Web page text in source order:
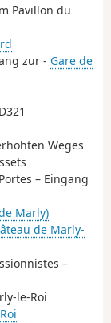
Pavillon du
zur - Gare de
Weges
– Eingang
Marly)
de Marly-
–
le-Roi